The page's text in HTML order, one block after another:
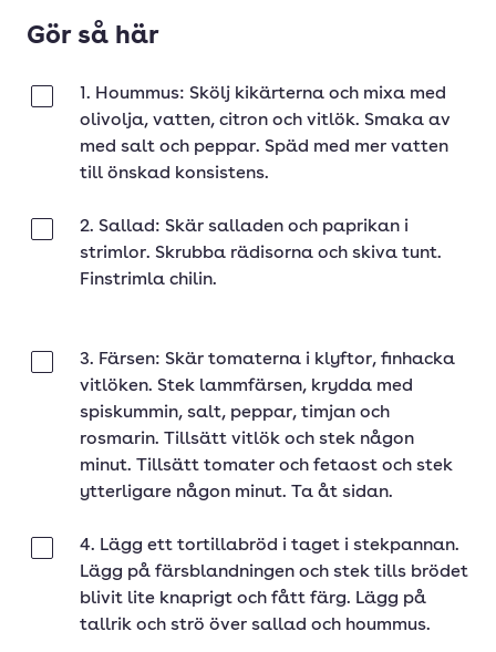
Gör så här
1. Hoummus: Skölj kikärterna och mixa med
olivolja, vatten, citron och vitlök. Smaka av
med salt och peppar. Späd med mer vatten
till önskad konsistens.
2. Sallad: Skär salladen och paprikan i
strimlor. Skrubba rädisorna och skiva tunt.
Finstrimla chilin.
3. Färsen: Skär tomaterna i klyftor, finhacka
vitlöken. Stek lammfärsen, krydda med
spiskummin, salt, peppar, timjan och
rosmarin. Tillsätt vitlök och stek någon
minut. Tillsätt tomater och fetaost och stek
ytterligare någon minut. Ta åt sidan.
4. Lägg ett tortillabröd i taget i stekpannan.
Lägg på färsblandningen och stek tills brödet
blivit lite knaprigt och fått färg. Lägg på
tallrik och strö över sallad och hoummus.